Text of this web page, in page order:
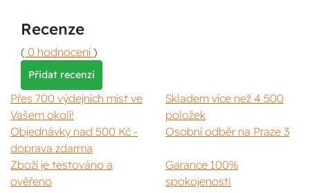
Recenze
( 0 hodnocení )
Přidat recenzi
Přes 700 výdejních míst ve
Vašem okolí!
Skladem více než 4 500
položek
Objednávky nad 500 Kč -
doprava zdarma
Osobní odběr na Praze 3
Zboží je testováno a
ověřeno
Garance 100%
spokojenosti